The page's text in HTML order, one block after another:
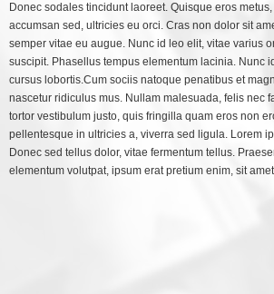
Donec sodales tincidunt laoreet. Quisque eros
accumsan sed, ultricies eu orci. Cras non dolor sit
semper vitae eu augue. Nunc id leo elit, vitae varius
suscipit. Phasellus tempus elementum lacinia. Nunc
cursus lobortis.Cum sociis natoque penatibus et
nascetur ridiculus mus. Nullam malesuada, felis nec
tortor vestibulum justo, quis fringilla quam eros non
pellentesque in ultricies a, viverra sed ligula. Lorem
Donec sed tellus dolor, vitae fermentum tellus.
elementum volutpat, ipsum erat pretium enim, sit